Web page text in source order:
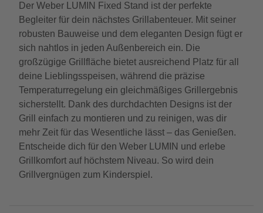
Der Weber LUMIN Fixed Stand ist der perfekte
Begleiter für dein nächstes Grillabenteuer. Mit seiner
robusten Bauweise und dem eleganten Design fügt er
sich nahtlos in jeden Außenbereich ein. Die
großzügige Grillfläche bietet ausreichend Platz für all
deine Lieblingsspeisen, während die präzise
Temperaturregelung ein gleichmäßiges Grillergebnis
sicherstellt. Dank des durchdachten Designs ist der
Grill einfach zu montieren und zu reinigen, was dir
mehr Zeit für das Wesentliche lässt – das Genießen.
Entscheide dich für den Weber LUMIN und erlebe
Grillkomfort auf höchstem Niveau. So wird dein
Grillvergnügen zum Kinderspiel.